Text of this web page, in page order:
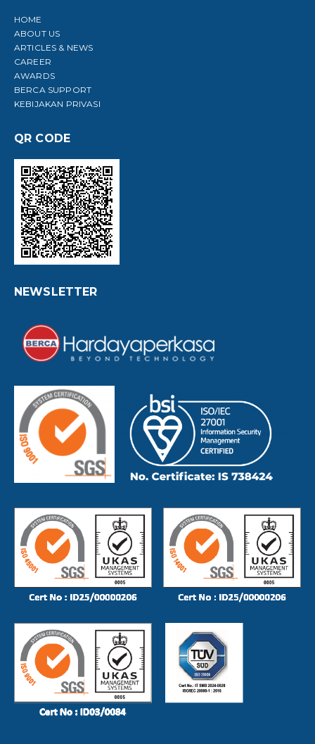
HOME
ABOUT US
ARTICLES & NEWS
CAREER
AWARDS
BERCA SUPPORT
KEBIJAKAN PRIVASI
QR CODE
NEWSLETTER